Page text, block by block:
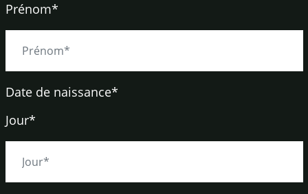
Prénom*
Date de naissance*
Jour*